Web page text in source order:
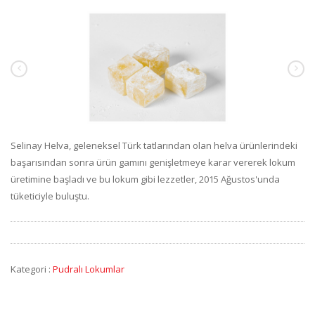
Selinay Helva, geleneksel Türk tatlarından olan helva ürünlerindeki
başarısından sonra ürün gamını genişletmeye karar vererek lokum
üretimine başladı ve bu lokum gibi lezzetler, 2015 Ağustos'unda
tüketiciyle buluştu.
Kategori : Pudralı Lokumlar